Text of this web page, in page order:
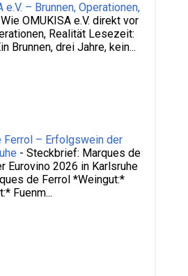
Zeitgeschichte
– Brunnen, Operationen,
OMUKISA e.V. direkt vor
Realität Lesezeit:
Brunnen, drei Jahre, kein...
– Erfolgswein der
- Steckbrief: Marques de
Eurovino 2026 in Karlsruhe
de Ferrol *Weingut:*
Fuenm...